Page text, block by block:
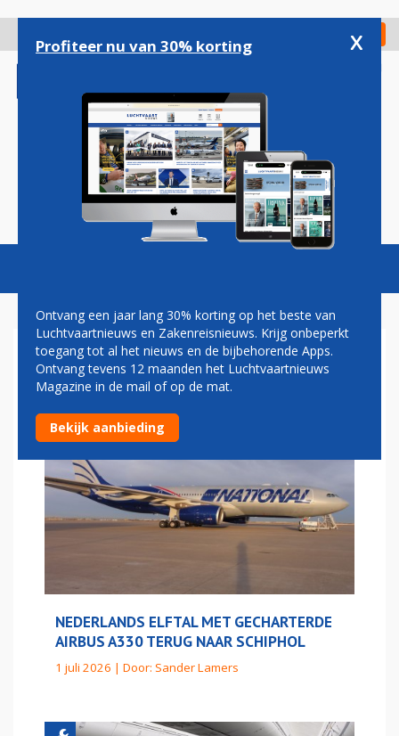
gaan
Check in
Magazine Podcasts Vacatures
WK VOETBAL 2026
NEDERLANDS ELFTAL MET GECHARTERDE
AIRBUS A330 TERUG NAAR SCHIPHOL
1 juli 2026 | Door: Sander Lamers
Profiteer nu van 30% korting x
Ontvang een jaar lang 30% korting op het beste van
Luchtvaartnieuws en Zakenreisnieuws. Krijg onbeperkt
toegang tot al het nieuws en de bijbehorende Apps.
Ontvang tevens 12 maanden het Luchtvaartnieuws
Magazine in de mail of op de mat.
Bekijk aanbieding